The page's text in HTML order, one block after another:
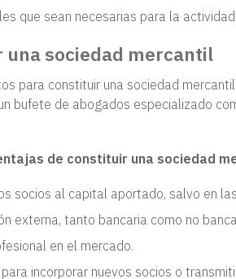
que sean necesarias para la
sociedad mercantil
para constituir una sociedad
bufete de abogados especializado
de constituir una sociedad
socios al capital aportado, salvo en
externa, tanto bancaria como no
en el mercado.
incorporar nuevos socios o